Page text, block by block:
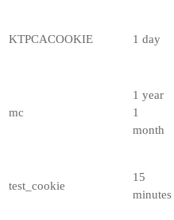
KTPCACOOKIE 1 day
mc
1 year
1
month
test_cookie
15
minutes